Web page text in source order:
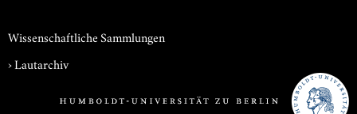
Wissenschaftliche Sammlungen
›Lautarchiv